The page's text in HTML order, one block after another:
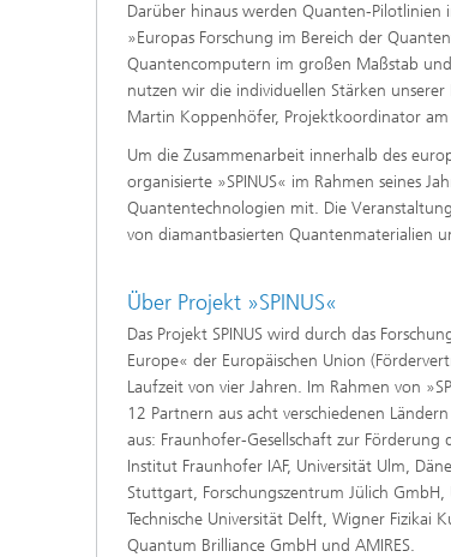
Darüber hinaus werden Quanten-Pilotlinien
»Europas Forschung im Bereich der
Quantencomputern im großen Maßstab
nutzen wir die individuellen Stärken
Martin Koppenhöfer, Projektkoordinator am
Um die Zusammenarbeit innerhalb des
organisierte »SPINUS« im Rahmen seines
Quantentechnologien mit. Die
von diamantbasierten Quantenmaterialien
Über Projekt »SPINUS«
Das Projekt SPINUS wird durch das
Europe« der Europäischen Union
Laufzeit von vier Jahren. Im Rahmen von
12 Partnern aus acht verschiedenen
aus: Fraunhofer-Gesellschaft zur
Institut Fraunhofer IAF, Universität Ulm,
Stuttgart, Forschungszentrum Jülich
Technische Universität Delft, Wigner Fizikai
Quantum Brilliance GmbH und AMIRES.